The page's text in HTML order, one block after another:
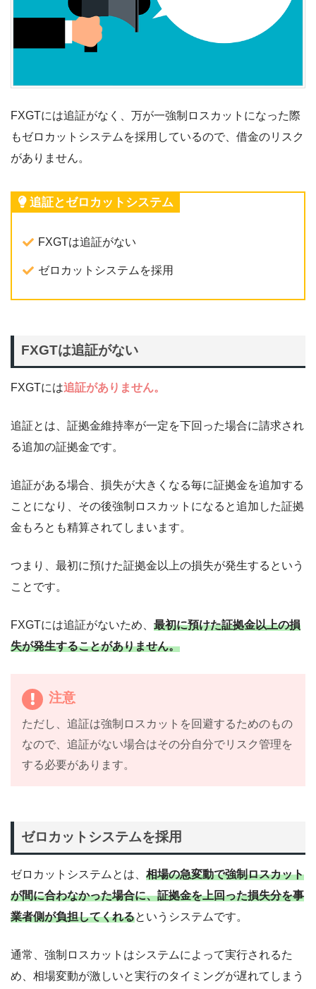
FXGTには追証がなく、万が一強制ロスカットになった際
もゼロカットシステムを採用しているので、借金のリスク
がありません。
追証とゼロカットシステム
FXGTは追証がない
ゼロカットシステムを採用
FXGTは追証がない
FXGTには追証がありません。
追証とは、証拠金維持率が一定を下回った場合に請求され
る追加の証拠金です。
追証がある場合、損失が大きくなる毎に証拠金を追加する
ことになり、その後強制ロスカットになると追加した証拠
金もろとも精算されてしまいます。
つまり、最初に預けた証拠金以上の損失が発生するという
ことです。
FXGTには追証がないため、 最初に預けた証拠金以上の損
失が発生することがありません。
注意
ただし、追証は強制ロスカットを回避するためのもの
なので、追証がない場合はその分自分でリスク管理を
する必要があります。
ゼロカットシステムを採用
ゼロカットシステムとは、 相場の急変動で強制ロスカット
が間に合わなかった場合に、証拠金を上回った損失分を事
業者側が負担してくれるというシステムです。
通常、強制ロスカットはシステムによって実行されるた
め、相場変動が激しいと実行のタイミングが遅れてしまう